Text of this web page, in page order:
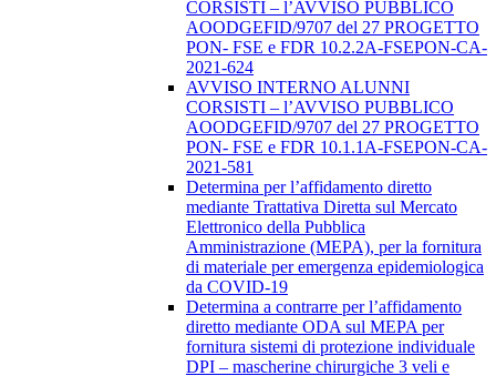
CORSISTI – l’AVVISO PUBBLICO
AOODGEFID/9707 del 27 PROGETTO
PON- FSE e FDR 10.2.2A-FSEPON-CA-
2021-624
AVVISO INTERNO ALUNNI
CORSISTI – l’AVVISO PUBBLICO
AOODGEFID/9707 del 27 PROGETTO
PON- FSE e FDR 10.1.1A-FSEPON-CA-
2021-581
Determina per l’affidamento diretto
mediante Trattativa Diretta sul Mercato
Elettronico della Pubblica
Amministrazione (MEPA), per la fornitura
di materiale per emergenza epidemiologica
da COVID-19
Determina a contrarre per l’affidamento
diretto mediante ODA sul MEPA per
fornitura sistemi di protezione individuale
DPI – mascherine chirurgiche 3 veli e